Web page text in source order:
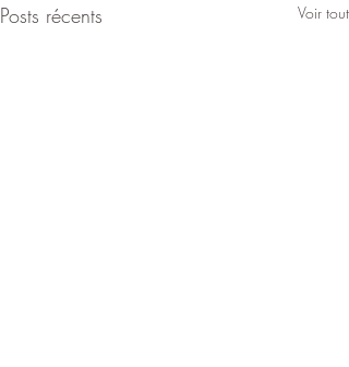
Posts récents Voir tout